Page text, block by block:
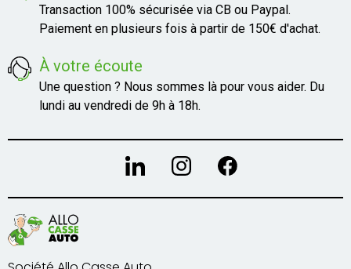
Transaction 100% sécurisée via CB ou Paypal.
Paiement en plusieurs fois à partir de 150€ d'achat.
À votre écoute
Une question ? Nous sommes là pour vous aider. Du
lundi au vendredi de 9h à 18h.